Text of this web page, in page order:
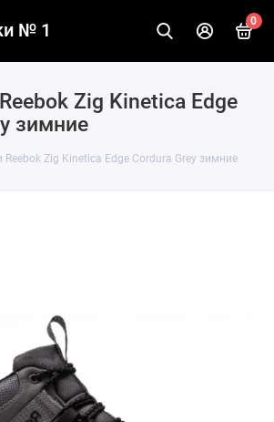
№ 1 0
Zig Kinetica Edge
зимние
Reebok Zig Kinetica Edge Cordura Grey зимние